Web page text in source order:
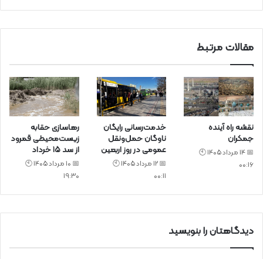
مقالات مرتبط
نقشه راه آینده
جمکران
📅 14 مرداد 1405 🕙
00:16
خدمت‌رسانی رایگان
ناوگان حمل‌ونقل
عمومی در روز اربعین
📅 12 مرداد 1405 🕙
00:11
رهاسازی حقابه
زیست‌محیطی قمرود
از سد ۱۵ خرداد
📅 10 مرداد 1405 🕙
19:30
دیدگاهتان را بنویسید